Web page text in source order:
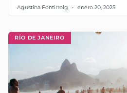
Agustina Fontirroig enero 20, 2025
RÍO DE JANEIRO